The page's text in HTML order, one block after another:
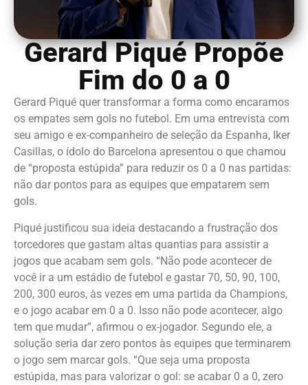
Gerard Piqué Propõe
Fim do 0 a 0
Gerard Piqué quer transformar a forma como encaramos
os empates sem gols no futebol. Em uma entrevista com
seu amigo e ex-companheiro de seleção da Espanha, Iker
Casillas, o ídolo do Barcelona apresentou o que chamou
de “proposta estúpida” para reduzir os 0 a 0 nas partidas:
não dar pontos para as equipes que empatarem sem
gols.
Piqué justificou sua ideia destacando a frustração dos
torcedores que gastam altas quantias para assistir a
jogos que acabam sem gols. “Não pode acontecer de
você ir a um estádio de futebol e gastar 70, 50, 90, 100,
200, 300 euros, às vezes em uma partida da Champions,
e o jogo acabar em 0 a 0. Isso não pode acontecer, algo
tem que mudar”, afirmou o ex-jogador. Segundo ele, a
solução seria dar zero pontos às equipes que terminarem
o jogo sem marcar gols. “Que seja uma proposta
estúpida, mas para valorizar o gol: se acabar 0 a 0, zero